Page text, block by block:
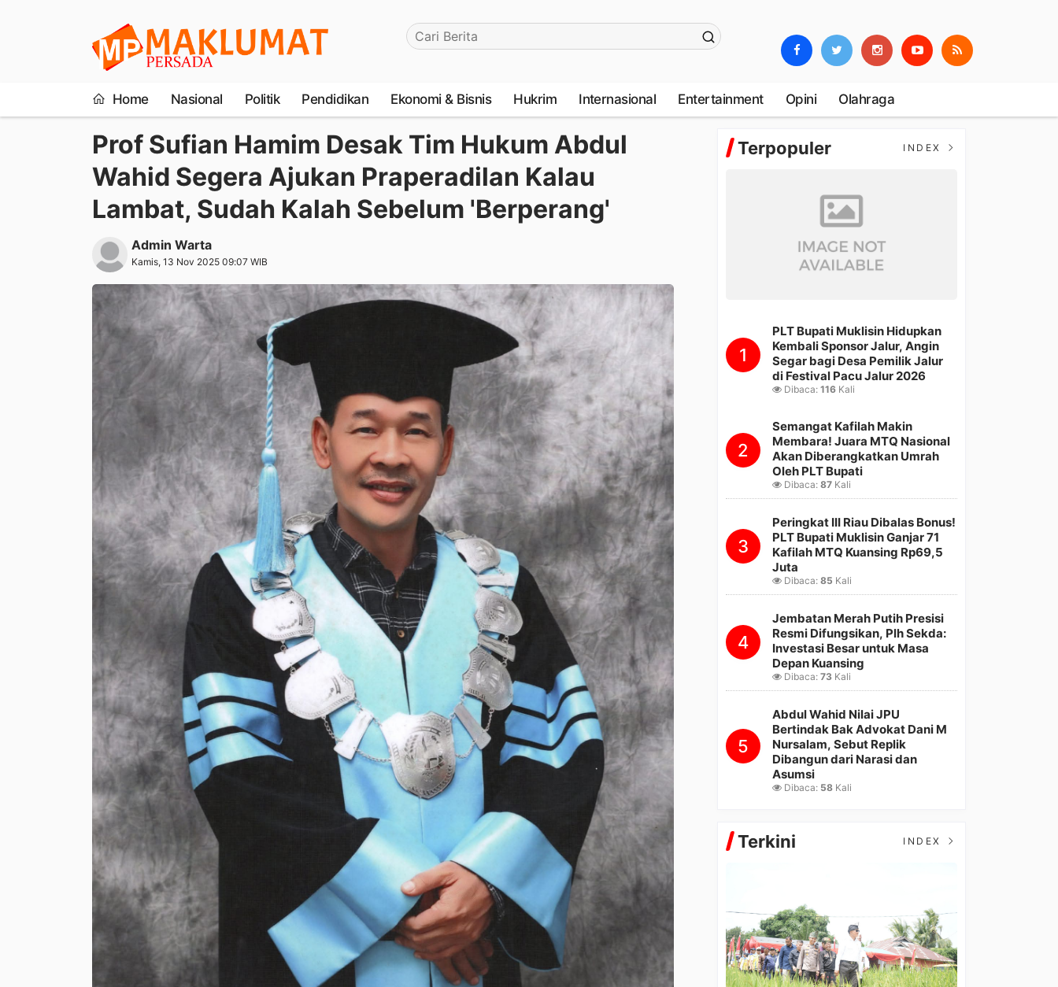
Home Nasional Politik Pendidikan Ekonomi & Bisnis Hukrim Internasional Entertainment Opini Olahraga
Prof Sufian Hamim Desak Tim Hukum Abdul
Wahid Segera Ajukan Praperadilan Kalau
Lambat, Sudah Kalah Sebelum 'Berperang'
Admin Warta
Kamis, 13 Nov 2025 09:07 WIB
Terpopuler INDEX
1
PLT Bupati Muklisin Hidupkan
Kembali Sponsor Jalur, Angin
Segar bagi Desa Pemilik Jalur
di Festival Pacu Jalur 2026
Dibaca:116 Kali
2
Semangat Kafilah Makin
Membara! Juara MTQ Nasional
Akan Diberangkatkan Umrah
Oleh PLT Bupati
Dibaca:87 Kali
3
Peringkat III Riau Dibalas Bonus!
PLT Bupati Muklisin Ganjar 71
Kafilah MTQ Kuansing Rp69,5
Juta
Dibaca:85 Kali
4
Jembatan Merah Putih Presisi
Resmi Difungsikan, Plh Sekda:
Investasi Besar untuk Masa
Depan Kuansing
Dibaca:73 Kali
5
Abdul Wahid Nilai JPU
Bertindak Bak Advokat Dani M
Nursalam, Sebut Replik
Dibangun dari Narasi dan
Asumsi
Dibaca: 58 Kali
Terkini INDEX